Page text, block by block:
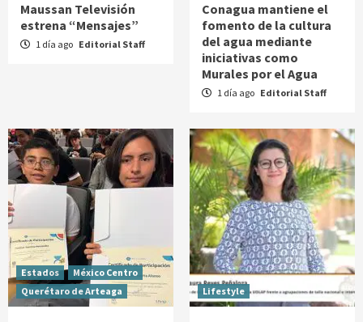
Maussan Televisión
estrena “Mensajes”
1 día ago Editorial Staff
Conagua mantiene el
fomento de la cultura
del agua mediante
iniciativas como
Murales por el Agua
1 día ago Editorial Staff
Estados
México Centro
Querétaro de Arteaga
Lifestyle